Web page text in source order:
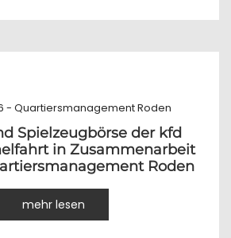
- Quartiersmanagement Roden
Spielzeugbörse der kfd
in Zusammenarbeit
Roden
mehr lesen